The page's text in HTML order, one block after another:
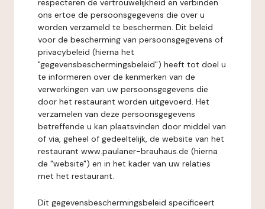
respecteren de vertrouwelijkheid en verbinden
ons ertoe de persoonsgegevens die over u
worden verzameld te beschermen. Dit beleid
voor de bescherming van persoonsgegevens of
privacybeleid (hierna het
"gegevensbeschermingsbeleid") heeft tot doel u
te informeren over de kenmerken van de
verwerkingen van uw persoonsgegevens die
door het restaurant worden uitgevoerd. Het
verzamelen van deze persoonsgegevens
betreffende u kan plaatsvinden door middel van
of via, geheel of gedeeltelijk, de website van het
restaurant www.paulaner-brauhaus.de (hierna
de "website") en in het kader van uw relaties
met het restaurant.
Dit gegevensbeschermingsbeleid specificeert